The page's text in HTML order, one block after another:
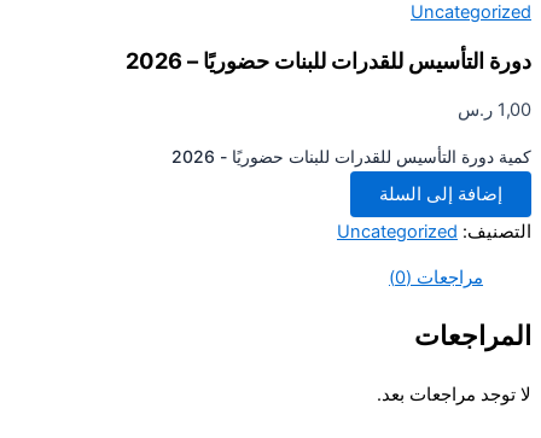
التأسيس للقدرات للبنات حضوريًا – 2026
ر.س
دورة التأسيس للقدرات للبنات حضوريًا - 2026
إضافة إلى السلة
Uncategorized
مراجعات (0)
مراجعات بعد.